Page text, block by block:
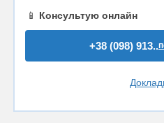
📱 Консультую онлайн
+38 (098) 913..